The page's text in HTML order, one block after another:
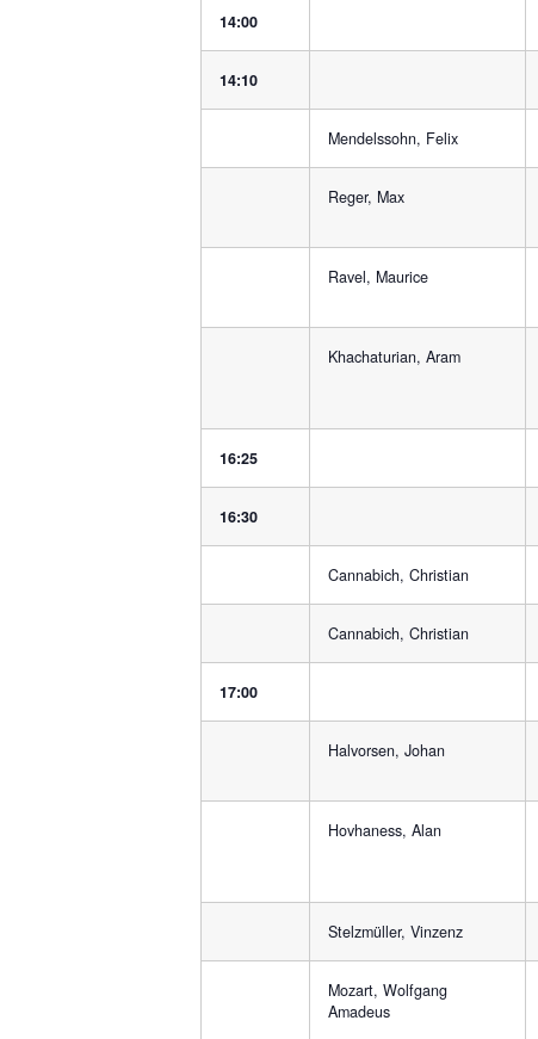
14:00
14:10
Mendelssohn, Felix
Reger, Max
Ravel, Maurice
Khachaturian, Aram
16:25
16:30
Cannabich, Christian
Cannabich, Christian
17:00
Halvorsen, Johan
Hovhaness, Alan
Stelzmüller, Vinzenz
Mozart, Wolfgang
Amadeus